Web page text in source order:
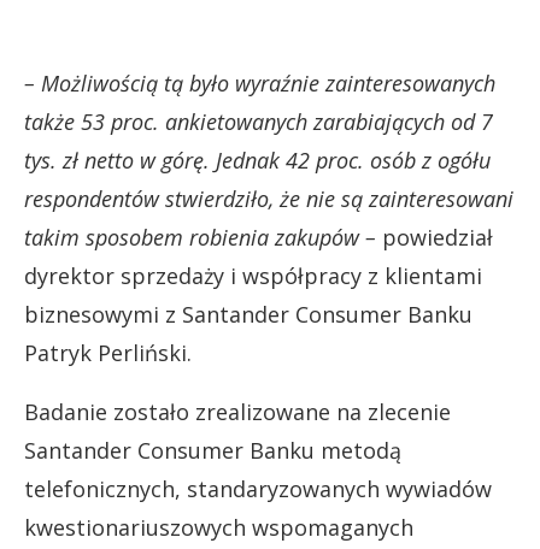
– Możliwością tą było wyraźnie zainteresowanych
także 53 proc. ankietowanych zarabiających od 7
tys. zł netto w górę. Jednak 42 proc. osób z ogółu
respondentów stwierdziło, że nie są zainteresowani
takim sposobem robienia zakupów – powiedział
dyrektor sprzedaży i współpracy z klientami
biznesowymi z Santander Consumer Banku
Patryk Perliński.
Badanie zostało zrealizowane na zlecenie
Santander Consumer Banku metodą
telefonicznych, standaryzowanych wywiadów
kwestionariuszowych wspomaganych